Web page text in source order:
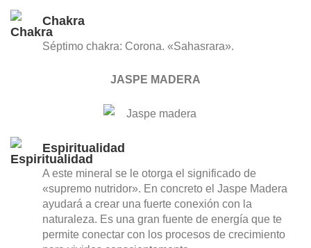
Chakra
Séptimo chakra: Corona. «Sahasrara».
JASPE MADERA
Espiritualidad
A este mineral se le otorga el significado de
«supremo nutridor». En concreto el Jaspe Madera
ayudará a crear una fuerte conexión con la
naturaleza. Es una gran fuente de energía que te
permite conectar con los procesos de crecimiento